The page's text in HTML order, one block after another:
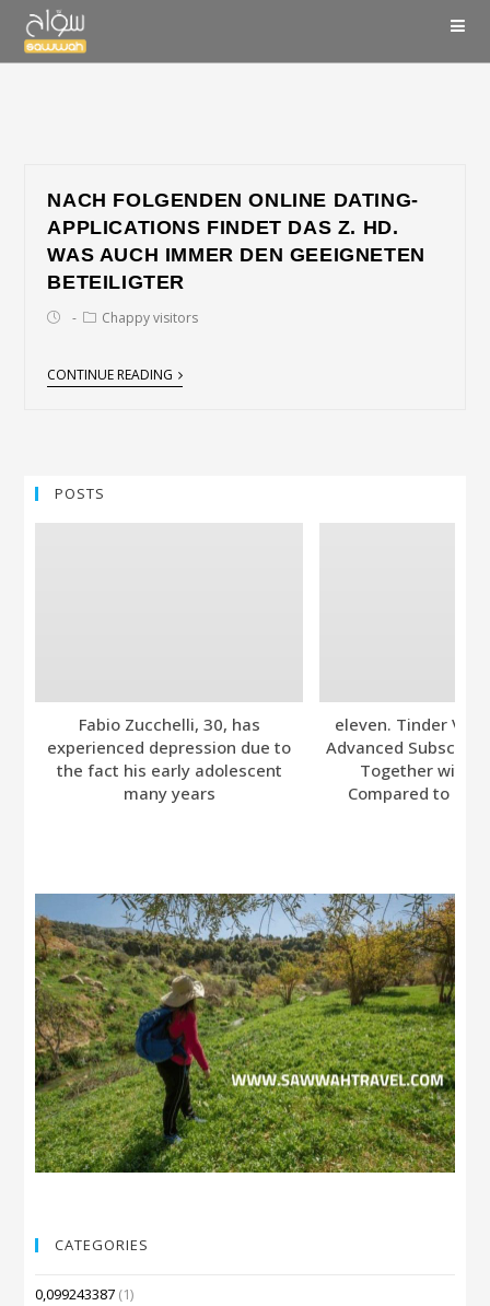
NACH FOLGENDEN ONLINE DATING-
APPLICATIONS FINDET DAS Z. HD.
WAS AUCH IMMER DEN GEEIGNETEN
BETEILIGTER
Chappy visitors
CONTINUE READING
POSTS
Fabio Zucchelli, 30, has
experienced depression due to
the fact his early adolescent
many years
eleven. Tinder
Advanced
Together with
Compared to
CATEGORIES
0,099243387 (1)